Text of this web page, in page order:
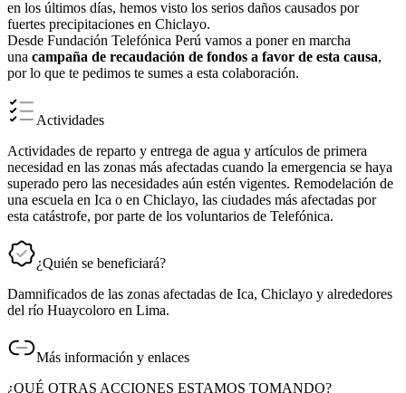
en los últimos días, hemos visto los serios daños causados por
fuertes precipitaciones en Chiclayo.
Desde Fundación Telefónica Perú vamos a poner en marcha
una campaña de recaudación de fondos a favor de esta causa,
por lo que te pedimos te sumes a esta colaboración.
Actividades
Actividades de reparto y entrega de agua y artículos de primera
necesidad en las zonas más afectadas cuando la emergencia se haya
superado pero las necesidades aún estén vigentes. Remodelación de
una escuela en Ica o en Chiclayo, las ciudades más afectadas por
esta catástrofe, por parte de los voluntarios de Telefónica.
¿Quién se beneficiará?
Damnificados de las zonas afectadas de Ica, Chiclayo y alrededores
del río Huaycoloro en Lima.
Más información y enlaces
¿QUÉ OTRAS ACCIONES ESTAMOS TOMANDO?